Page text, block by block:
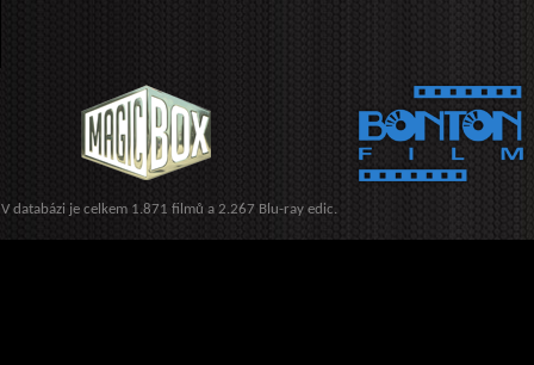
V databázi je celkem 1.871 filmů a 2.267 Blu-ray edic.